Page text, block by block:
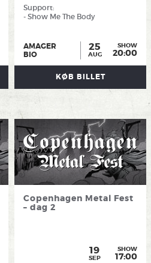
Support:
- Show Me The Body
AMAGER
BIO
25
AUG
SHOW
20:00
KØB BILLET
Copenhagen Metal Fest
– dag 2
19
SEP
SHOW
17:00